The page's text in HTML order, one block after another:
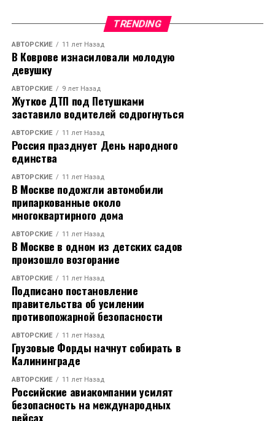
TRENDING
АВТОРСКИЕ 11 лет Назад
В Коврове изнасиловали молодую
девушку
АВТОРСКИЕ 9 лет Назад
Жуткое ДТП под Петушками
заставило водителей содрогнуться
АВТОРСКИЕ 11 лет Назад
Россия празднует День народного
единства
АВТОРСКИЕ 11 лет Назад
В Москве подожгли автомобили
припаркованные около
многоквартирного дома
АВТОРСКИЕ 11 лет Назад
В Москве в одном из детских садов
произошло возгорание
АВТОРСКИЕ 11 лет Назад
Подписано постановление
правительства об усилении
противопожарной безопасности
АВТОРСКИЕ 11 лет Назад
Грузовые Форды начнут собирать в
Калининграде
АВТОРСКИЕ 11 лет Назад
Российские авиакомпании усилят
безопасность на международных
рейсах